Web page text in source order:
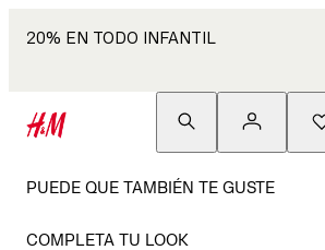
20% EN TODO INFANTIL
PUEDE QUE TAMBIÉN TE GUSTE
COMPLETA TU LOOK